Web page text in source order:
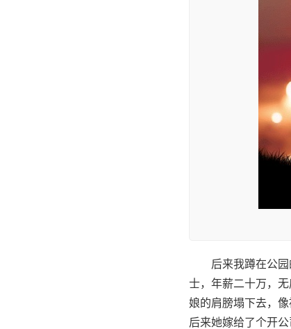
后来我蹲在公
士，年薪二十万，
娘的肩膀塌下去，
后来她嫁给了个开